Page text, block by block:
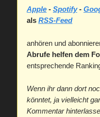
Apple - Spotify-
als RSS-Feed
anhören und
Abrufe helfen dem
entsprechende
Wenn ihr dann dort
könntet, ja vielleicht
Kommentar